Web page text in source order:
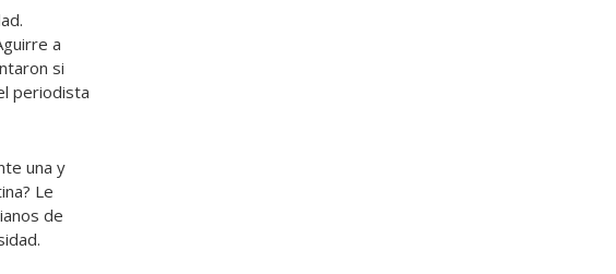
a
si
periodista
una y
Le
de